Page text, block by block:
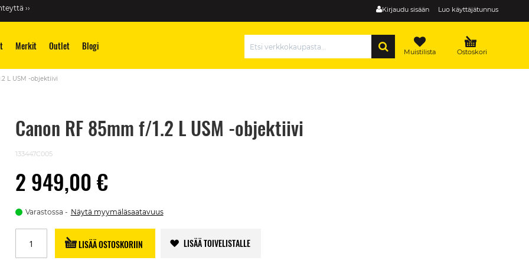
Kirjaudu sisään Luo käyttäjätunnus
››
Merkit Outlet Blogi Ostoskori
Muistilista
L USM -objektiivi
Canon RF 85mm f/1.2 L USM -objektiivi
133447C005
2 949,00 €
Varastossa Näytä myymäläsaatavuus
LISÄÄ OSTOSKORIIN LISÄÄ TOIVELISTALLE